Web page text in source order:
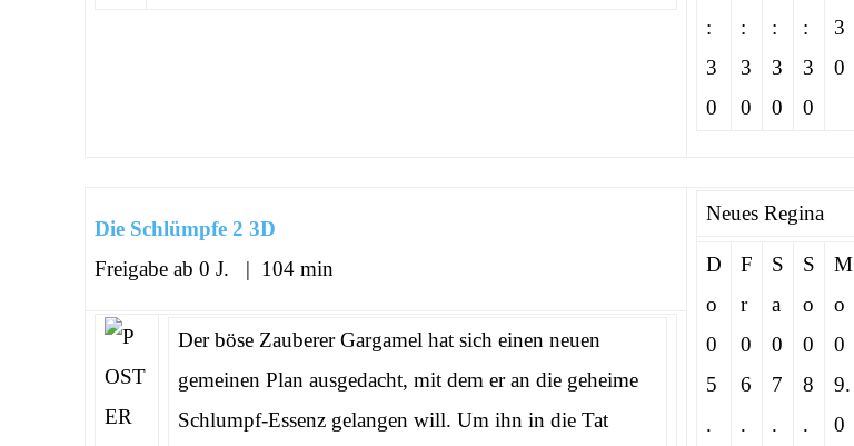
:
3
0
:
3
0
:
3
0
:
3
0
3
0
Die Schlümpfe 2 3D
Freigabe ab 0 J. | 104 min
Neues Regina
D
o
0
5
.
F
r
0
6
.
S
a
0
7
.
S
o
0
8
.
M
o
0
9.
0
Der böse Zauberer Gargamel hat sich einen neuen
gemeinen Plan ausgedacht, mit dem er an die geheime
Schlumpf-Essenz gelangen will. Um ihn in die Tat